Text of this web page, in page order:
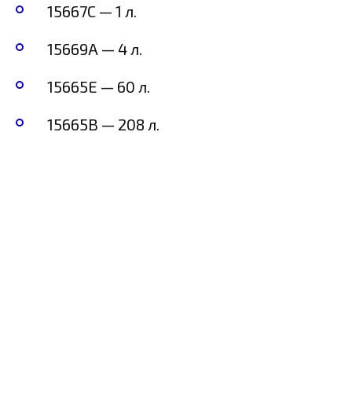
15667C — 1 л.
15669A — 4 л.
15665E — 60 л.
15665B — 208 л.